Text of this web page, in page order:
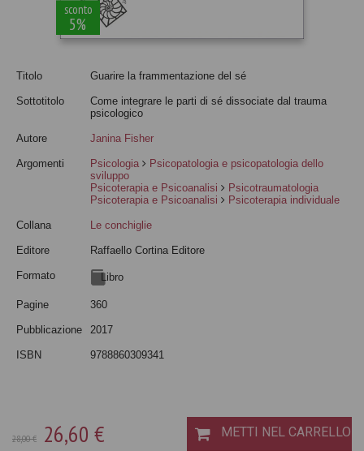
sconto
5%
Titolo Guarire la frammentazione del sé
Sottotitolo
Come integrare le parti di sé dissociate dal trauma
psicologico
Autore Janina Fisher
Argomenti Psicologia
Psicopatologia e psicopatologia dello
sviluppo
Psicoterapia e Psicoanalisi
Psicotraumatologia
Psicoterapia e Psicoanalisi
Psicoterapia individuale
Collana Le conchiglie
Editore Raffaello Cortina Editore
Formato Libro
Pagine 360
Pubblicazione 2017
ISBN 9788860309341
28,00 € 26,60 € METTI NEL CARRELLO